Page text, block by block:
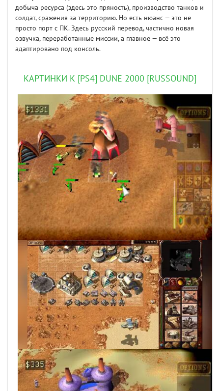
добыча ресурса (здесь это пряность), производство танков и
солдат, сражения за территорию. Но есть нюанс — это не
просто порт с ПК. Здесь русский перевод, частично новая
озвучка, переработанные миссии, а главное — всё это
адаптировано под консоль.
КАРТИНКИ К [PS4] DUNE 2000 [RUSSOUND]